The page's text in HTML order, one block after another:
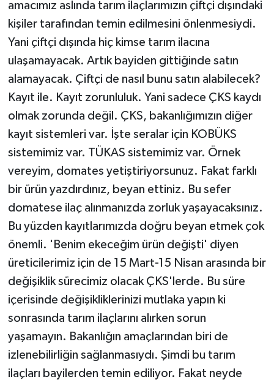
amacımız aslında tarım ilaçlarımızın çiftçi dışındaki
kişiler tarafından temin edilmesini önlenmesiydi.
Yani çiftçi dışında hiç kimse tarım ilacına
ulaşamayacak. Artık bayiden gittiğinde satın
alamayacak. Çiftçi de nasıl bunu satın alabilecek?
Kayıt ile. Kayıt zorunluluk. Yani sadece ÇKS kaydı
olmak zorunda değil. ÇKS, bakanlığımızın diğer
kayıt sistemleri var. İşte seralar için KOBÜKS
sistemimiz var. TÜKAS sistemimiz var. Örnek
vereyim, domates yetiştiriyorsunuz. Fakat farklı
bir ürün yazdırdınız, beyan ettiniz. Bu sefer
domatese ilaç alınmanızda zorluk yaşayacaksınız.
Bu yüzden kayıtlarımızda doğru beyan etmek çok
önemli. 'Benim ekeceğim ürün değişti' diyen
üreticilerimiz için de 15 Mart-15 Nisan arasında bir
değişiklik sürecimiz olacak ÇKS'lerde. Bu süre
içerisinde değişikliklerinizi mutlaka yapın ki
sonrasında tarım ilaçlarını alırken sorun
yaşamayın. Bakanlığın amaçlarından biri de
izlenebilirliğin sağlanmasıydı. Şimdi bu tarım
ilaçları bayilerden temin ediliyor. Fakat neyde